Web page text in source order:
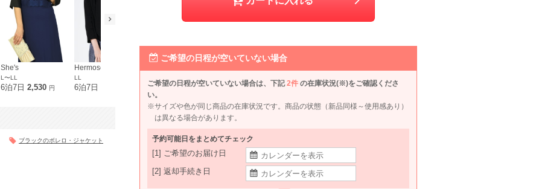
ご希望の日程が空いていない場合
ご希望の日程が空いていない場合は、下記2件 の在庫状況(※)をご確認くださ
い。
※サイズや色が同じ商品の在庫状況です。商品の状態（新品同様～使用感あり）
は異なる場合があります。
予約可能日をまとめてチェック
[1] ご希望のお届け日
[2] 返却手続き日
She's
L〜LL
6泊7日2,530 円
Hermoso
LL
6泊7日 6泊7日2,190 円 6泊7日2,090 円 6泊7日1,870円 6泊7日1,760
ブラックのボレロ・ジャケット